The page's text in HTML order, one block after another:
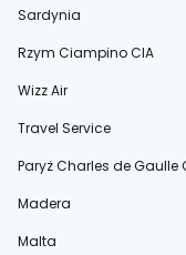
Sardynia
Rzym Ciampino CIA
Wizz Air
Travel Service
Paryż Charles de Gaulle
Madera
Malta